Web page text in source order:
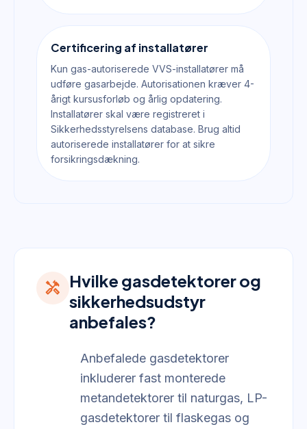
Certificering af installatører
Kun gas-autoriserede VVS-installatører må
udføre gasarbejde. Autorisationen kræver 4-
årigt kursusforløb og årlig opdatering.
Installatører skal være registreret i
Sikkerhedsstyrelsens database. Brug altid
autoriserede installatører for at sikre
forsikringsdækning.
handyman Hvilke gasdetektorer og
sikkerhedsudstyr
anbefales?
Anbefalede gasdetektorer
inkluderer fast monterede
metandetektorer til naturgas, LP-
gasdetektorer til flaskegas og